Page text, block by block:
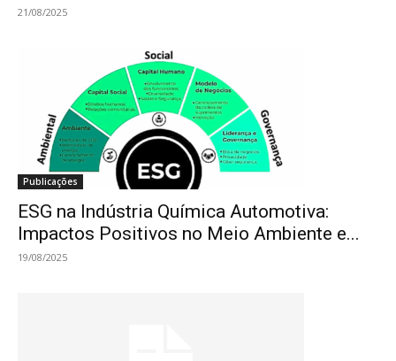
21/08/2025
Publicações
ESG na Indústria Química Automotiva:
Impactos Positivos no Meio Ambiente e...
19/08/2025